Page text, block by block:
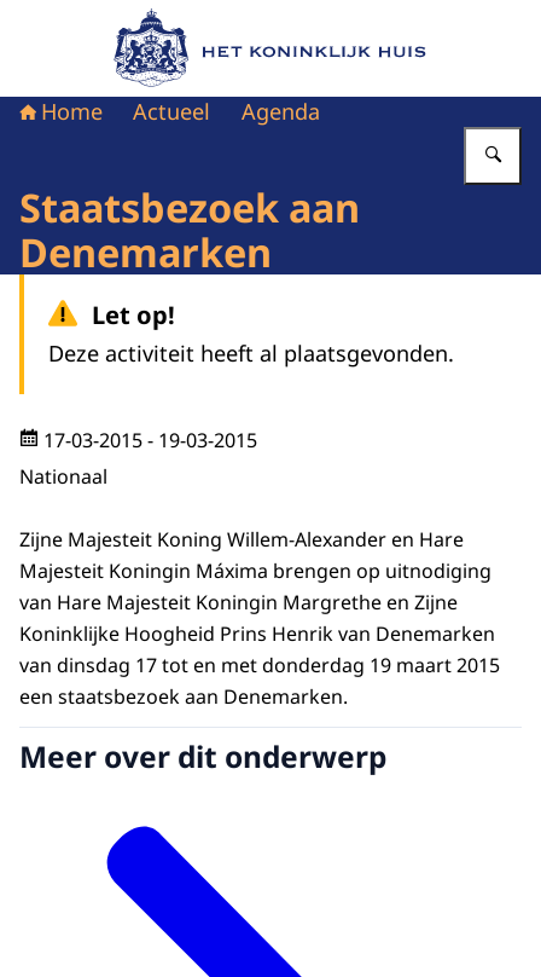
Naar de homepage van Het Koninklijk Huis
Home Actueel Agenda
Staatsbezoek aan
Denemarken
Let op!
Deze activiteit heeft al plaatsgevonden.
17-03-2015- 19-03-2015
Nationaal
Zijne Majesteit Koning Willem-Alexander en Hare
Majesteit Koningin Máxima brengen op uitnodiging
van Hare Majesteit Koningin Margrethe en Zijne
Koninklijke Hoogheid Prins Henrik van Denemarken
van dinsdag 17 tot en met donderdag 19 maart 2015
een staatsbezoek aan Denemarken.
Meer over dit onderwerp